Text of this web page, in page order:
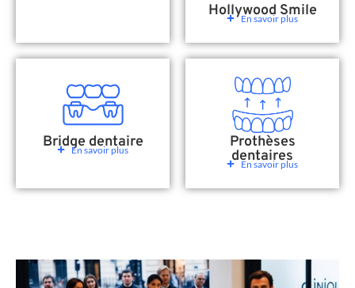
Hollywood Smile
En savoir plus
Bridge dentaire
En savoir plus Prothèses
dentaires
En savoir plus